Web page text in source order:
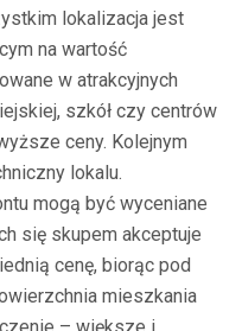
lokalizacja jest
na wartość
w atrakcyjnych
szkół czy centrów
ceny. Kolejnym
lokalu.
mogą być wyceniane
się skupem akceptuje
cenę, biorąc pod
mieszkania